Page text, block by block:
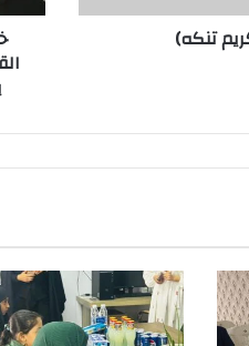
تنكه)
على
مكونة
بابل